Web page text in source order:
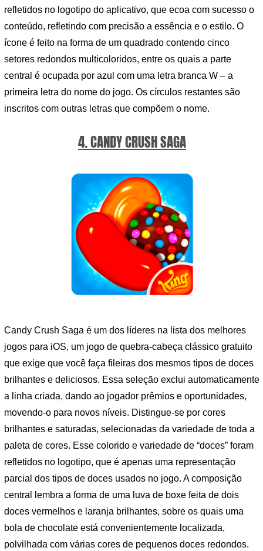
refletidos no logotipo do aplicativo, que ecoa com sucesso o
conteúdo, refletindo com precisão a essência e o estilo. O
ícone é feito na forma de um quadrado contendo cinco
setores redondos multicoloridos, entre os quais a parte
central é ocupada por azul com uma letra branca W – a
primeira letra do nome do jogo. Os círculos restantes são
inscritos com outras letras que compõem o nome.
4. CANDY CRUSH SAGA
Candy Crush Saga é um dos líderes na lista dos melhores
jogos para iOS, um jogo de quebra-cabeça clássico gratuito
que exige que você faça fileiras dos mesmos tipos de doces
brilhantes e deliciosos. Essa seleção exclui automaticamente
a linha criada, dando ao jogador prêmios e oportunidades,
movendo-o para novos níveis. Distingue-se por cores
brilhantes e saturadas, selecionadas da variedade de toda a
paleta de cores. Esse colorido e variedade de “doces” foram
refletidos no logotipo, que é apenas uma representação
parcial dos tipos de doces usados ​​no jogo. A composição
central lembra a forma de uma luva de boxe feita de dois
doces vermelhos e laranja brilhantes, sobre os quais uma
bola de chocolate está convenientemente localizada,
polvilhada com várias cores de pequenos doces redondos.